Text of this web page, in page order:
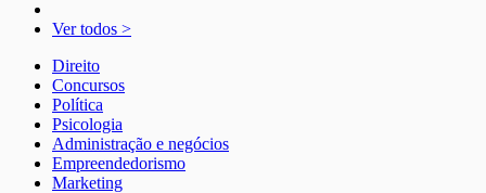
Ver todos >
Direito
Concursos
Política
Psicologia
Administração e negócios
Empreendedorismo
Marketing